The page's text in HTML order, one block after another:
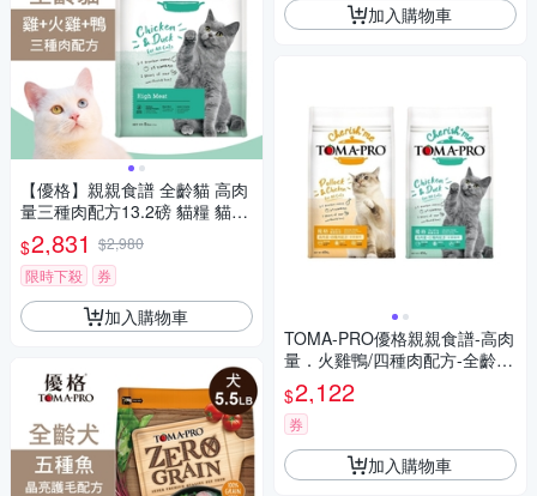
【優格】親親食譜 全齡貓 高肉
量三種肉配方13.2磅 貓糧 貓飼
料
$2,831 $2,980
限時下殺
券
加入購物車
加入購物車
TOMA-PRO優格親親食譜-高肉
量．火雞鴨/四種肉配方-全齡貓
用 13.2lblbs/6kg
$2,122
券
加入購物車